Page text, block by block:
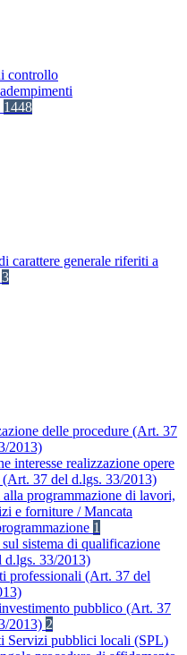
controllo
1448
carattere generale riferiti a
3
delle procedure (Art. 37
2013)
interesse realizzazione opere
37 del d.lgs. 33/2013)
programmazione di lavori,
e forniture / Mancata
1
sistema di qualificazione
d.lgs. 33/2013)
professionali (Art. 37 del
pubblico (Art. 37
2013) 2
Servizi pubblici locali (SPL)